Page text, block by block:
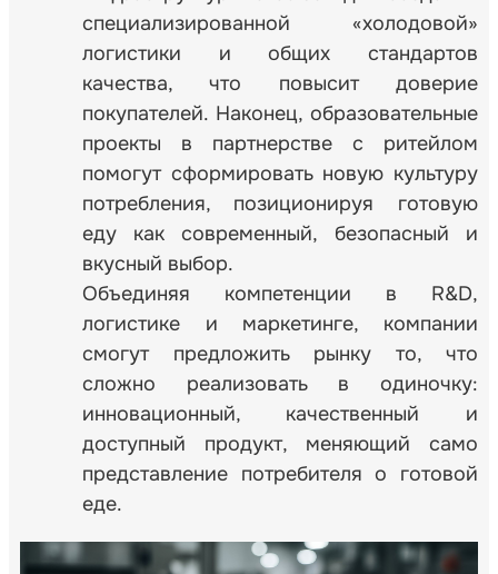
специализированной «холодовой»
логистики и общих стандартов
качества, что повысит доверие
покупателей. Наконец, образовательные
проекты в партнерстве с ритейлом
помогут сформировать новую культуру
потребления, позиционируя готовую
еду как современный, безопасный и
вкусный выбор.
Объединяя компетенции в R&D,
логистике и маркетинге, компании
смогут предложить рынку то, что
сложно реализовать в одиночку:
инновационный, качественный и
доступный продукт, меняющий само
представление потребителя о готовой
еде.